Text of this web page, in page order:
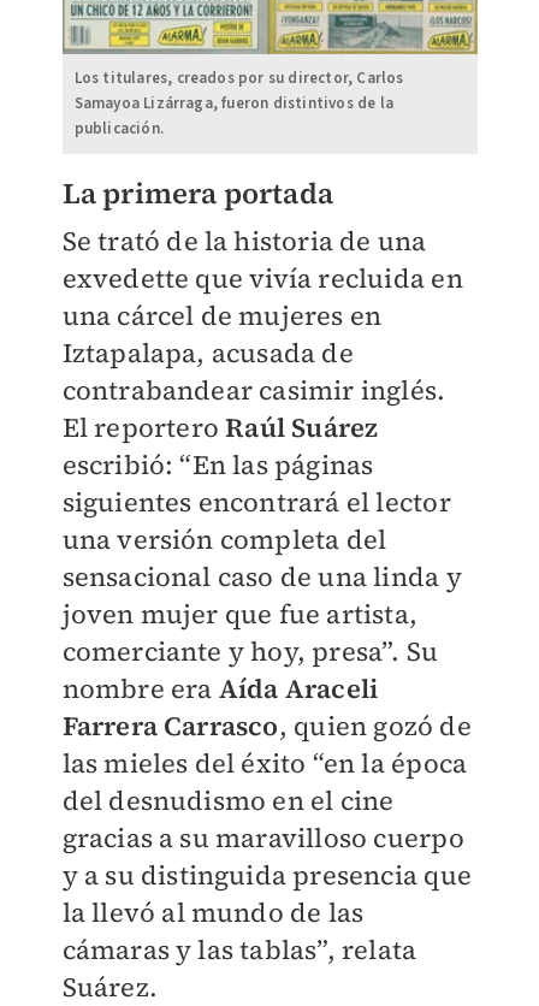
Los titulares, creados por su director, Carlos
Samayoa Lizárraga, fueron distintivos de la
publicación.
La primera portada
Se trató de la historia de una
exvedette que vivía recluida en
una cárcel de mujeres en
Iztapalapa, acusada de
contrabandear casimir inglés.
El reporteroRaúl Suárez
escribió: “En las páginas
siguientes encontrará el lector
una versión completa del
sensacional caso de una linda y
joven mujer que fue artista,
comerciante y hoy, presa”. Su
nombre era Aída Araceli
Farrera Carrasco, quien gozó de
las mieles del éxito “en la época
del desnudismo en el cine
gracias a su maravilloso cuerpo
y a su distinguida presencia que
la llevó al mundo de las
cámaras y las tablas”, relata
Suárez.